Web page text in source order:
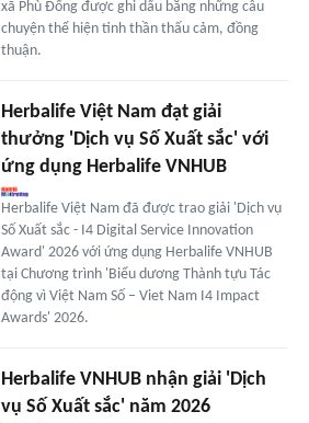
xã Phù Đổng được ghi dấu bằng những câu
chuyện thể hiện tinh thần thấu cảm, đồng
thuận.
Herbalife Việt Nam đạt giải
thưởng 'Dịch vụ Số Xuất sắc' với
ứng dụng Herbalife VNHUB
Herbalife Việt Nam đã được trao giải 'Dịch vụ
Số Xuất sắc - I4 Digital Service Innovation
Award' 2026 với ứng dụng Herbalife VNHUB
tại Chương trình 'Biểu dương Thành tựu Tác
động vì Việt Nam Số – Viet Nam I4 Impact
Awards' 2026.
Herbalife VNHUB nhận giải 'Dịch
vụ Số Xuất sắc' năm 2026